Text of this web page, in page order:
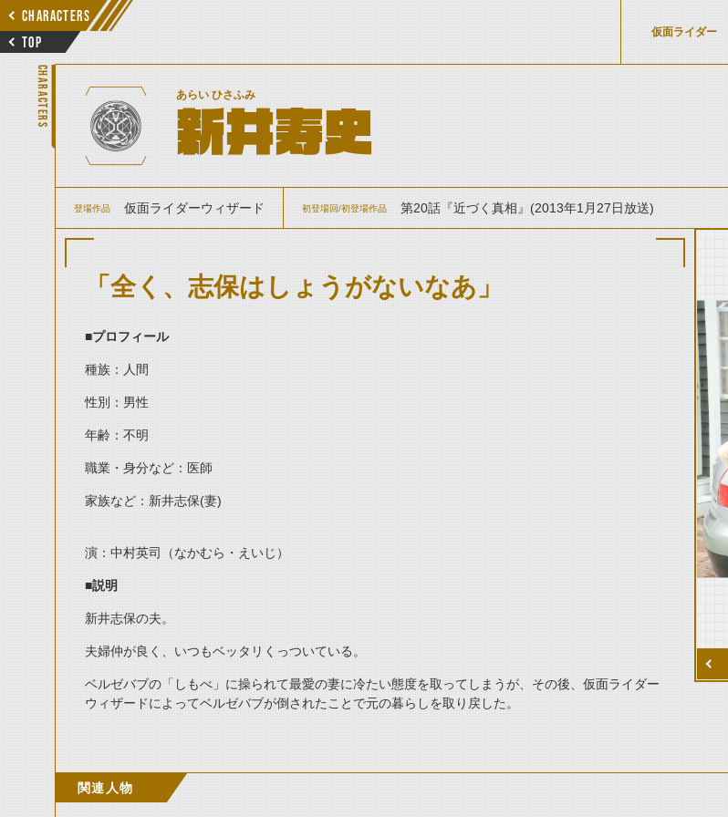
CHARACTERS
TOP
仮面ライダー
CHARACTERS あらい ひさふみ
新井寿史
登場作品 仮面ライダーウィザード 初登場回/初登場作品 第20話『近づく真相』(2013年1月27日放送)
「全く、志保はしょうがないなあ」
■プロフィール
種族：人間
性別：男性
年齢：不明
職業・身分など：医師
家族など：新井志保(妻)
演：中村英司（なかむら・えいじ）
■説明
新井志保の夫。
夫婦仲が良く、いつもベッタリくっついている。
ベルゼバブの「しもべ」に操られて最愛の妻に冷たい態度を取ってしまうが、その後、仮面ライダー
ウィザードによってベルゼバブが倒されたことで元の暮らしを取り戻した。
thumbnail Prev
thumbnail Next
関連人物